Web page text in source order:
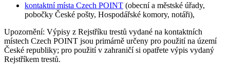
kontaktní místa Czech POINT (obecní a městské úřady,
pobočky České pošty, Hospodářské komory, notáři),
Upozornění: Výpisy z Rejstříku trestů vydané na kontaktních
místech Czech POINT jsou primárně určeny pro použití na území
České republiky; pro použití v zahraničí si opatřete výpis vydaný
Rejstříkem trestů.